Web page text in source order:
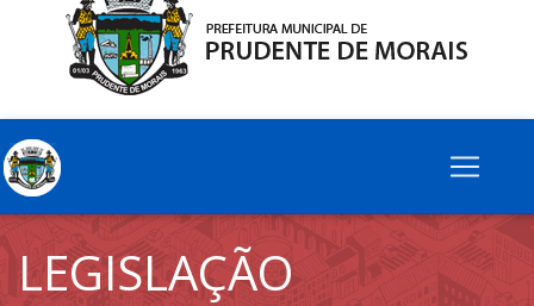
LEGISLAÇÃO